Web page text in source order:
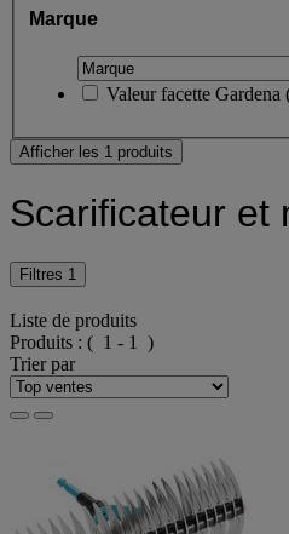
Marque
Valeur facette Gardena
Afficher les 1 produits
Scarificateur et
Filtres 1
Liste de produits
Produits : ( 1 - 1 )
Trier par